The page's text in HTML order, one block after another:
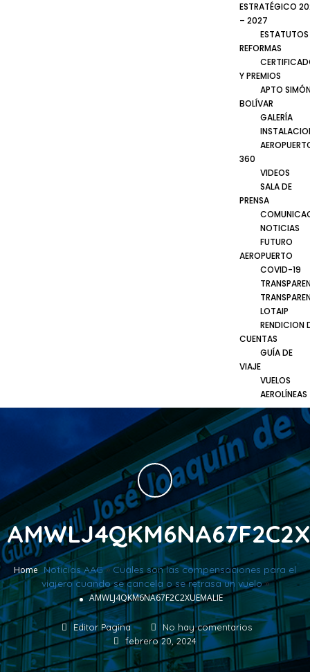
ESTRATÉGICO
– 2027
ESTATUTOS
REFORMAS
Y PREMIOS
APTO
BOLÍVAR
GALERÍA
360
VIDEOS
SALA DE
PRENSA
NOTICIAS
FUTURO
AEROPUERTO
COVID-19
LOTAIP
RENDICION
CUENTAS
GUÍA DE
VIAJE
VUELOS
AEROLÍNEAS
Home Noticias AAG»Cuáles son las compensaciones para el
viajero cuando se cancela o se retrasa un vuelo»
AMWLJ4QKM6NA67F2C2XUEMALIE
Editor Pagina
No hay comentarios
febrero 20, 2024